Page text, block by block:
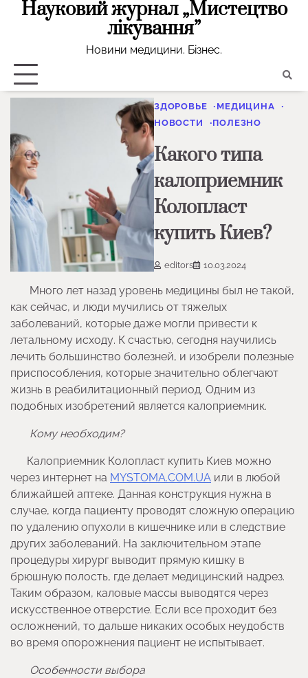
Науковий журнал „Мистецтво
лікування”
Новини медицини. Бізнес.
ЗДОРОВЬЕ
МЕДИЦИНА
НОВОСТИ
ПОЛЕЗНО
Какого типа
калоприемник
Колопласт
купить Киев?
editors 10.03.2024
Много лет назад уровень медицины был не такой,
как сейчас, и люди мучились от тяжелых
заболеваний, которые даже могли привести к
летальному исходу. К счастью, сегодня научились
лечить большинство болезней, и изобрели полезные
приспособления, которые значительно облегчают
жизнь в реабилитационный период. Одним из
подобных изобретений является калоприемник.
Кому необходим?
Калоприемник Колопласт купить Киев можно
через интернет на MYSTOMA.COM.UA или в любой
ближайшей аптеке. Данная конструкция нужна в
случае, когда пациенту проводят сложную операцию
по удалению опухоли в кишечнике или в следствие
других заболеваний. На заключительном этапе
процедуры хирург выводит прямую кишку в
брюшную полость, где делает медицинский надрез.
Таким образом, каловые массы выводятся через
искусственное отверстие. Если все проходит без
осложнений, то дальше никаких особых неудобств
во время опорожнения пациент не испытывает.
Особенности выбора